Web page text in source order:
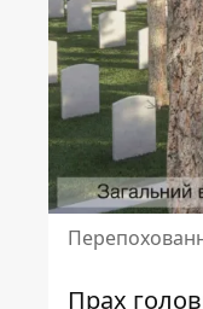
Прах